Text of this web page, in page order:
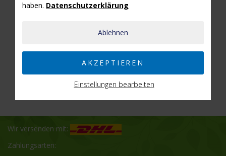
MIT DEM EINKAUFEN FORTFAHREN
Wir versenden mit:
Zahlungsarten:
haben. Datenschutzerklärung
Ablehnen
AKZEPTIEREN
Einstellungen bearbeiten